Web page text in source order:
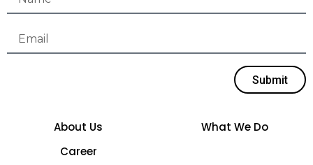
Submit
About Us
What We Do
Career